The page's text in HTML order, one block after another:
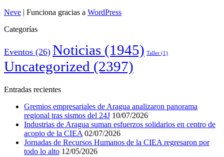
Neve | Funciona gracias a WordPress
Categorías
Eventos (26) Noticias (1945) Taller (1)
Uncategorized (2397)
Entradas recientes
Gremios empresariales de Aragua analizaron panorama
regional tras sismos del 24J 10/07/2026
Industrias de Aragua suman esfuerzos solidarios en centro de
acopio de la CIEA 02/07/2026
Jornadas de Recursos Humanos de la CIEA regresaron por
todo lo alto 12/05/2026